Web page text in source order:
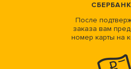
После
заказа вам
номер карты на